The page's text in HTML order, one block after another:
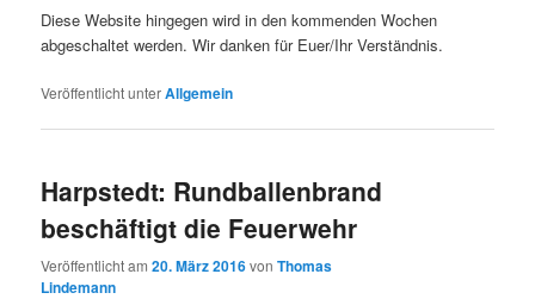
Diese Website hingegen wird in den kommenden Wochen
abgeschaltet werden. Wir danken für Euer/Ihr Verständnis.
Veröffentlicht unterAllgemein
Harpstedt: Rundballenbrand
beschäftigt die Feuerwehr
Veröffentlicht am20. März 2016vonThomas
Lindemann